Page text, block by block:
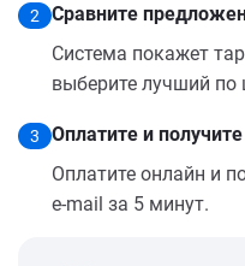
2
Сравните
Система покажет
выберите лучший по
3
Оплатите и
Оплатите онлайн и
e-mail за 5 минут.